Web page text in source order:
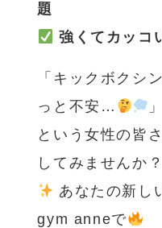
題
強くてカッコ
「キックボクシ
っと不安…
」
という女性の皆
してみませんか？
あなたの新し
gym anneで